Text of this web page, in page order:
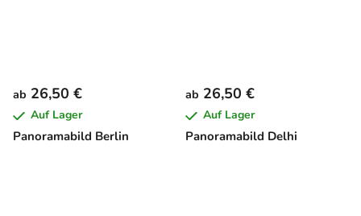
Panoramabild Berlin
ab 26,50 €
Auf Lager
Panoramabild Delhi
ab 26,50 €
Auf Lager